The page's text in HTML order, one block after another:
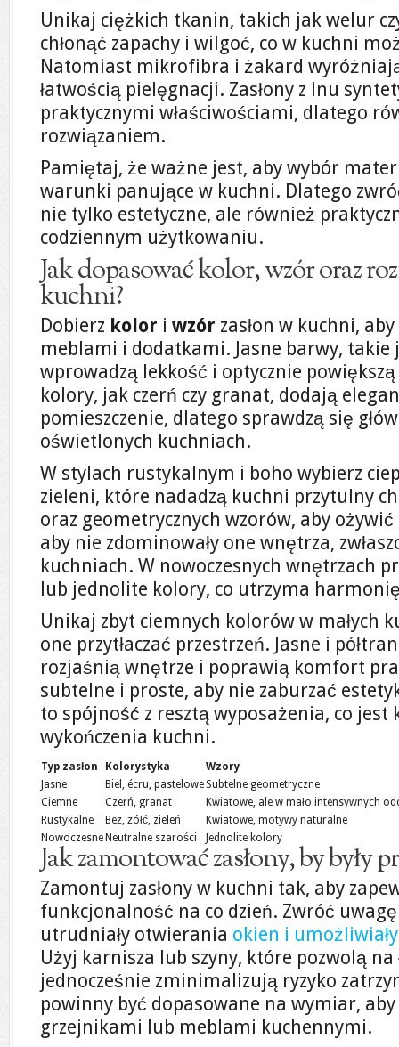
Unikaj ciężkich tkanin, takich jak welur
chłonąć zapachy i wilgoć, co w kuchni
Natomiast mikrofibra i żakard
łatwością pielęgnacji. Zasłony z lnu
praktycznymi właściwościami, dlatego
rozwiązaniem.
Pamiętaj, że ważne jest, aby wybór
warunki panujące w kuchni. Dlatego
nie tylko estetyczne, ale również
codziennym użytkowaniu.
Jak dopasować kolor, wzór oraz
kuchni?
Dobierz kolor i wzór zasłon w kuchni,
meblami i dodatkami. Jasne barwy, takie
wprowadzą lekkość i optycznie
kolory, jak czerń czy granat, dodają
pomieszczenie, dlatego sprawdzą się
oświetlonych kuchniach.
W stylach rustykalnym i boho wybierz
zieleni, które nadadzą kuchni przytulny
oraz geometrycznych wzorów, aby
aby nie zdominowały one wnętrza,
kuchniach. W nowoczesnych wnętrzach
lub jednolite kolory, co utrzyma
Unikaj zbyt ciemnych kolorów w małych
one przytłaczać przestrzeń. Jasne i
rozjaśnią wnętrze i poprawią komfort
subtelne i proste, aby nie zaburzać
to spójność z resztą wyposażenia, co jest
wykończenia kuchni.
Typ zasłon Kolorystyka
Wzory
Jasne
Biel, écru, pastelowe Subtelne geometryczne
Ciemne
Czerń, granat
Kwiatowe, ale w mało intensywnych
Rustykalne
Beż, żółć, zieleń
Kwiatowe, motywy naturalne
Nowoczesne Neutralne szarości Jednolite kolory
Jak zamontować zasłony, by były
Zamontuj zasłony w kuchni tak, aby
funkcjonalność na co dzień. Zwróć uwagę
utrudniały otwierania okien i
Użyj karnisza lub szyny, które pozwolą
jednocześnie zminimalizują ryzyko
powinny być dopasowane na wymiar, aby
grzejnikami lub meblami kuchennymi.